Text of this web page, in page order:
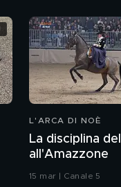
L'ARCA DI NOÈ
La disciplina
all'Amazzone
15 mar | Canale 5